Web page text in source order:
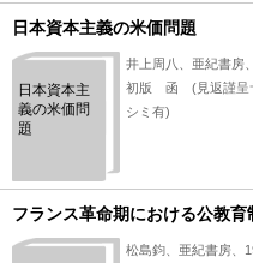
日本資本主義の米価問題
日本資本主
義の米価問
題
井上周八、亜紀書房
初版 函 (見返謹呈
シミ有)
フランス革命期における公教育
松島鈞、亜紀書房、